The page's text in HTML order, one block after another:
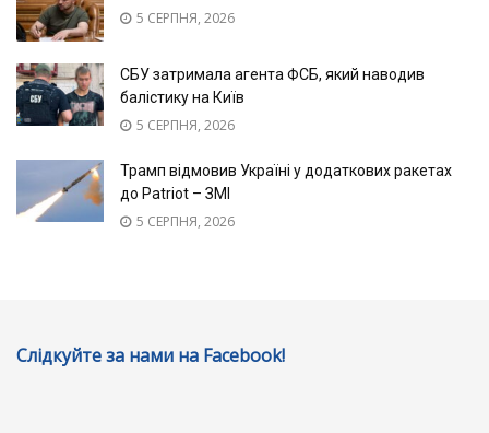
5 СЕРПНЯ, 2026
СБУ затримала агента ФСБ, який наводив
балістику на Київ
5 СЕРПНЯ, 2026
Трамп відмовив Україні у додаткових ракетах
до Patriot – ЗМІ
5 СЕРПНЯ, 2026
Слідкуйте за нами на Facebook!